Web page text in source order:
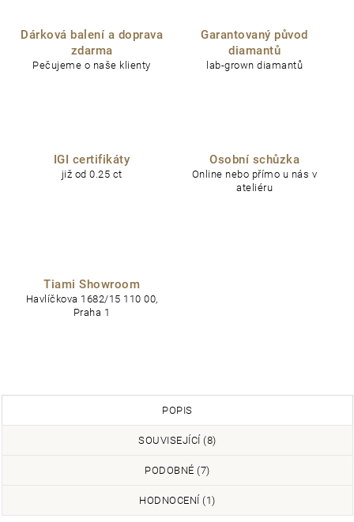
Dárková balení a doprava
zdarma
Pečujeme o naše klienty
Garantovaný původ
diamantů
lab-grown diamantů
IGI certifikáty
již od 0.25 ct
Osobní schůzka
Online nebo přímo u nás v
ateliéru
Tiami Showroom
Havlíčkova 1682/15 110 00,
Praha 1
POPIS
SOUVISEJÍCÍ (8)
PODOBNÉ (7)
HODNOCENÍ (1)